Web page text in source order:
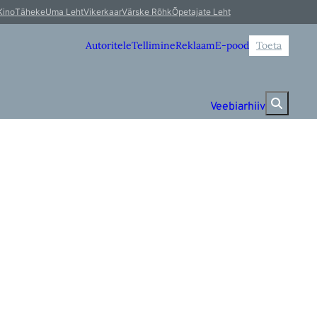
TähekeUma LehtVikerkaarVärske RõhkÕpetajate Leht
AutoriteleTellimineReklaamE-pood Toeta
Veebiarhiiv